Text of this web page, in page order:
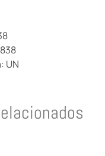
UN